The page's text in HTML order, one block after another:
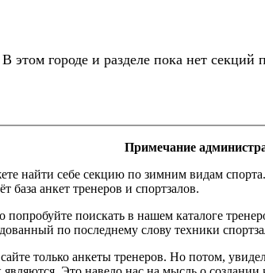
В этом городе и разделе пока нет секций
Примечание
найти себе секцию по зимним видам
база анкет тренеров и спортзалов.
поискать в нашем каталоге
по последнему слову техники
только анкеты тренеров. Но потом,